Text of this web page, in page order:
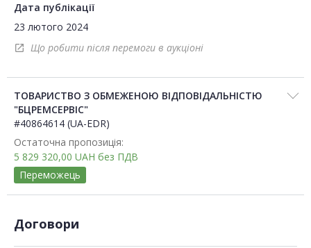
Дата публікації
23 лютого 2024
open_in_new Що робити після перемоги в аукціоні
ТОВАРИСТВО З ОБМЕЖЕНОЮ ВІДПОВІДАЛЬНІСТЮ
"БЦРЕМСЕРВІС"
#40864614 (UA-EDR)
Остаточна пропозиція:
5 829 320,00 UAH без ПДВ
Переможець
Договори